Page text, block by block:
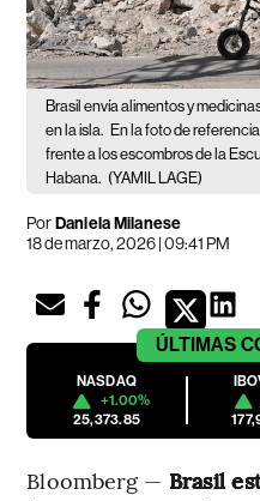
Brasil envía alimentos y
en la isla. En la foto de
frente a los escombros de la
Habana. (YAMIL LAGE)
PorDaniela Milanese
18 de marzo, 2026 | 09:41 PM
ÚLTIMAS
NASDAQ
+1.00%
25,373.85
Bloomberg — Brasil